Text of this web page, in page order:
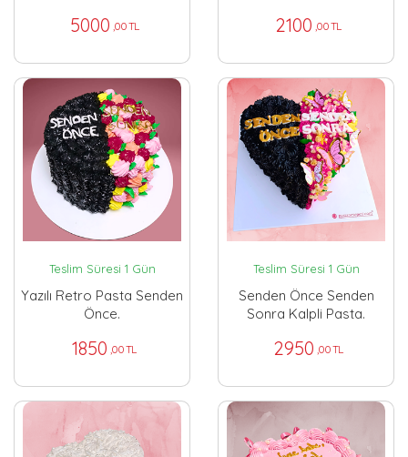
5000 ,00 TL 2100 ,00 TL
Teslim Süresi 1 Gün
Yazılı Retro Pasta Senden
Önce.
1850 ,00 TL
Teslim Süresi 1 Gün
Senden Önce Senden
Sonra Kalpli Pasta.
2950 ,00 TL